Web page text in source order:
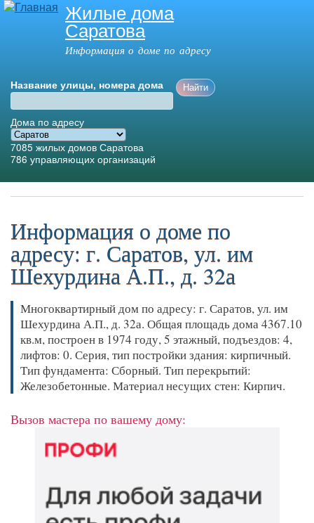
Перейти к
основному
содержанию
Жилые дома
Саратова
Информация о доме по адресу
Название улицы, номера дома
Дома по адресу
7085 жилых домов Саратова
786 управляющих организаций
Главное меню
Информация о доме по
адресу: г. Саратов, ул. им
Шехурдина А.П., д. 32а
Многоквартирный дом по адресу: г. Саратов, ул. им
Шехурдина А.П., д. 32а. Общая площадь дома 4367.10
кв.м, построен в 1974 году, 5 этажный, подъездов: 4,
лифтов: 0. Серия, тип постройки здания: кирпичный.
Тип фундамента: Сборный. Тип перекрытий:
Железобетонные. Материал несущих стен: Кирпич.
Вызов мастера по вашему дому: